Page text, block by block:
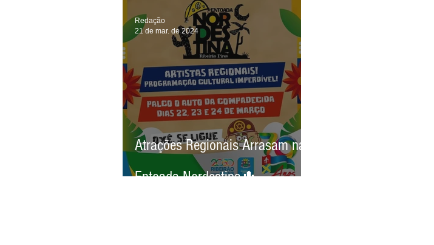
SAÚDE ENTRETENIMENTO
Atrações Regionais Arrasam na
Entoada Nordestina🌵
Redação
21 de mar. de 2024